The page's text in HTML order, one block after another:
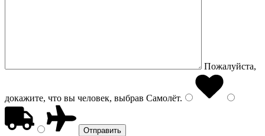
Пожалуйста,
докажите, что вы человек, выбрав Самолёт.